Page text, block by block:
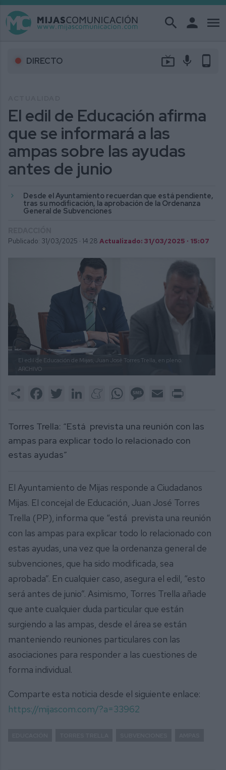
search person menu
DIRECTO live_tv mic phone_android
El edil de Educación afirma
que se informará a las
ampas sobre las ayudas
antes de junio
Desde el Ayuntamiento recuerdan que está pendiente,
tras su modificación, la aprobación de la Ordenanza
General de Subvenciones
Publicado: 31/03/2025 · 14:28 Actualizado: 31/03/2025 · 15:07
El edil de Educación de Mijas, Juan José Torres Trella, en pleno.
ARCHIVO
Share FacebookTwitter LinkedInMeneameWhatsAppMessage
Email
Torres Trella: “Está prevista una reunión con las
ampas para explicar todo lo relacionado con
estas ayudas”
El Ayuntamiento de Mijas responde a Ciudadanos
Mijas. El concejal de Educación, Juan José Torres
Trella (PP), informa que “está prevista una reunión
con las ampas para explicar todo lo relacionado con
estas ayudas, una vez que la ordenanza general de
subvenciones, que ha sido modificada, sea
aprobada”. En cualquier caso, asegura el edil, “esto
será antes de junio”. Asimismo, Torres Trella añade
que ante cualquier duda particular que están
surgiendo a las ampas, desde el área se están
manteniendo reuniones particulares con las
asociaciones para responder a las cuestiones de
forma individual.
Comparte esta noticia desde el siguiente enlace:
https://mijascom.com/?a=33962